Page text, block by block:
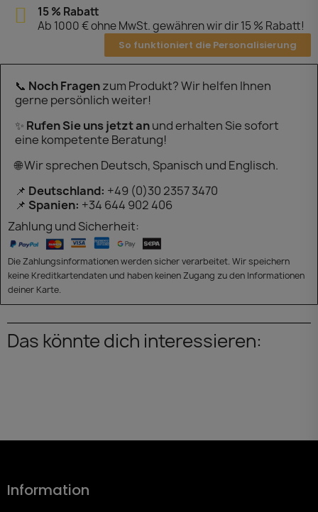
15 % Rabatt
Ab 1000 € ohne MwSt. gewähren wir dir 15 % Rabatt!
So funktioniert die Personalisierung
📞 Noch Fragenzum Produkt? Wir helfen Ihnen
gerne persönlich weiter!
✨ Rufen Sie uns jetzt anund erhalten Sie sofort
eine kompetente Beratung!
🌐 Wir sprechen Deutsch, Spanisch und Englisch.
📌 Deutschland: +49 (0)30 2357 3470
📌 Spanien: +34 644 902 406
Zahlung und Sicherheit:
Die Zahlungsinformationen werden sicher verarbeitet. Wir speichern
keine Kreditkartendaten und haben keinen Zugang zu den Informationen
deiner Karte.
Das könnte dich interessieren:
Information